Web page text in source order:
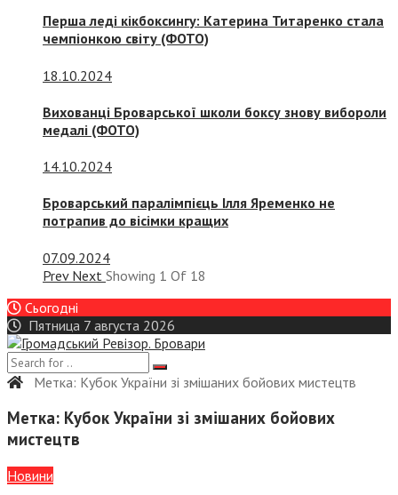
Перша леді кікбоксингу: Катерина Титаренко стала
чемпіонкою світу (ФОТО)
18.10.2024
Вихованці Броварської школи боксу знову вибороли
медалі (ФОТО)
14.10.2024
Броварський паралімпієць Ілля Яременко не
потрапив до вісімки кращих
07.09.2024
Prev Next Showing 1 Of 18
Сьогодні
Пятница 7 августа 2026
Метка: Кубок України зі змішаних бойових мистецтв
Метка: Кубок України зі змішаних бойових
мистецтв
Новини